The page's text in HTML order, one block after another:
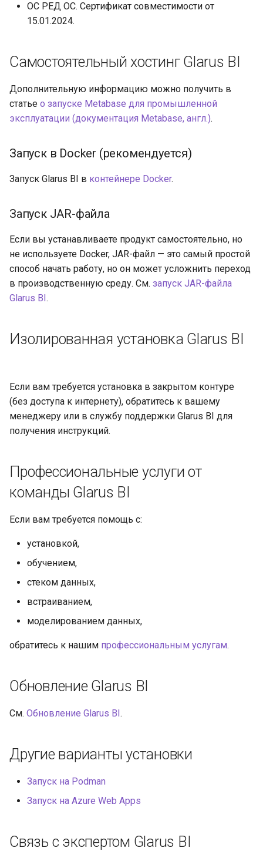
ОС РЕД ОС. Сертификат совместимости от
15.01.2024.
Самостоятельный хостинг Glarus BI
Дополнительную информацию можно получить в
статье о запуске Metabase для промышленной
эксплуатации (документация Metabase, англ.).
Запуск в Docker (рекомендуется)
Запуск Glarus BI в контейнере Docker.
Запуск JAR-файла
Если вы устанавливаете продукт самостоятельно, но
не используете Docker, JAR-файл — это самый простой
способ начать работу, но он может усложнить переход
в производственную среду. См. запуск JAR-файла
Glarus BI.
Изолированная установка Glarus BI
Если вам требуется установка в закрытом контуре
(без доступа к интернету), обратитесь к вашему
менеджеру или в службу поддержки Glarus BI для
получения инструкций.
Профессиональные услуги от
команды Glarus BI
Если вам требуется помощь с:
установкой,
обучением,
стеком данных,
встраиванием,
моделированием данных,
обратитесь к нашим профессиональным услугам.
Обновление Glarus BI
См. Обновление Glarus BI.
Другие варианты установки
Запуск на Podman
Запуск на Azure Web Apps
Связь с экспертом Glarus BI